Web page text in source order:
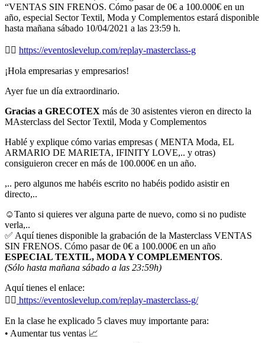
“VENTAS SIN FRENOS. Cómo pasar de 0€ a 100.000€ en un
año, especial Sector Textil, Moda y Complementos estará disponible
hasta mañana sábado 10/04/2021 a las 23:59 h.
👉🏻 https://eventoslevelup.com/replay-masterclass-g
¡Hola empresarias y empresarios!
Ayer fue un día extraordinario.
Gracias a GRECOTEX más de 30 asistentes vieron en directo la
MAsterclass del Sector Textil, Moda y Complementos
Hablé y explique cómo varias empresas ( MENTA Moda, EL
ARMARIO DE MARIETA, IFINITY LOVE,.. y otras)
consiguieron crecer en más de 100.000€ en un año.
,.. pero algunos me habéis escrito no habéis podido asistir en
directo,..
☺️Tanto si quieres ver alguna parte de nuevo, como si no pudiste
verla,..
✅ Aquí tienes disponible la grabación de la Masterclass VENTAS
SIN FRENOS. Cómo pasar de 0€ a 100.000€ en un año
ESPECIAL TEXTIL, MODA Y COMPLEMENTOS.
(Sólo hasta mañana sábado a las 23:59h)
Aquí tienes el enlace:
👉🏻 https://eventoslevelup.com/replay-masterclass-g/
En la clase he explicado 5 claves muy importante para:
• Aumentar tus ventas 📈